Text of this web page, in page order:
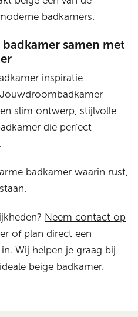
badkamers.
samen met
inspiratie
slim ontwerp, stijlvolle
die perfect
badkamer waarin rust,
Neem contact op
of plan direct een
Wij helpen je graag bij
beige badkamer.